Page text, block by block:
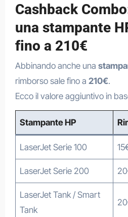
Cashback
una stampante
fino a 210€
Abbinando anche una
rimborso sale fino a 210€.
Ecco il valore aggiuntivo in
Stampante HP
LaserJet Serie 100
LaserJet Serie 200
LaserJet Tank / Smart
Tank